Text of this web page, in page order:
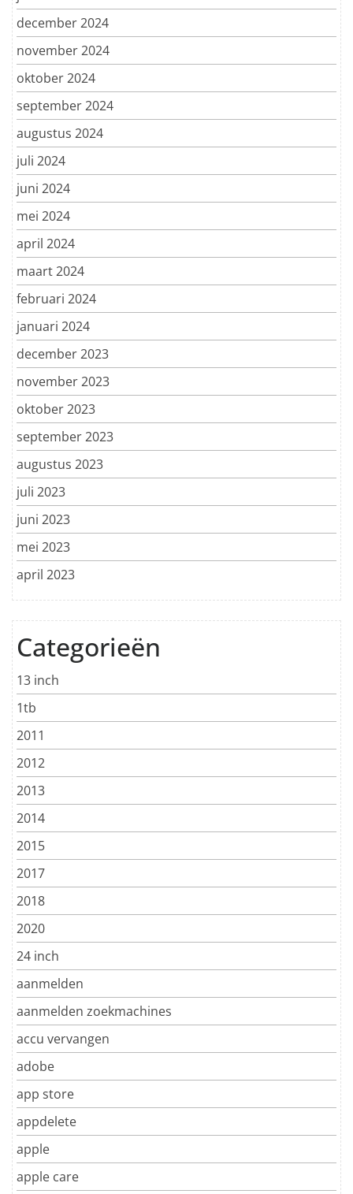
december 2024
november 2024
oktober 2024
september 2024
augustus 2024
juli 2024
juni 2024
mei 2024
april 2024
maart 2024
februari 2024
januari 2024
december 2023
november 2023
oktober 2023
september 2023
augustus 2023
juli 2023
juni 2023
mei 2023
april 2023
Categorieën
13 inch
1tb
2011
2012
2013
2014
2015
2017
2018
2020
24 inch
aanmelden
aanmelden zoekmachines
accu vervangen
adobe
app store
appdelete
apple
apple care